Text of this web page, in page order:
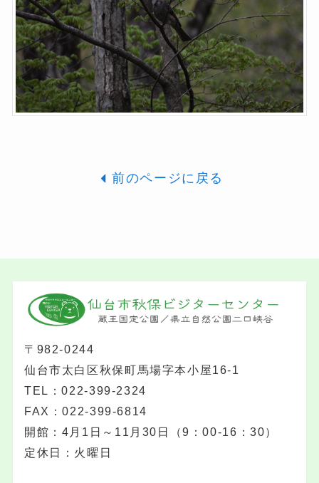
前のページに戻る
〒982-0244
仙台市太白区秋保町馬場字本小屋16-1
TEL：022-399-2324
FAX：022-399-6814
開館：4月1日～11月30日（9：00-16：30）
定休日：火曜日